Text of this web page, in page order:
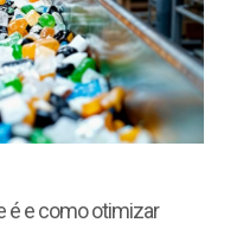
é e como otimizar